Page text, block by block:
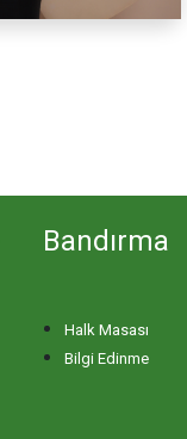
Bandırma
Halk Masası
Bilgi Edinme